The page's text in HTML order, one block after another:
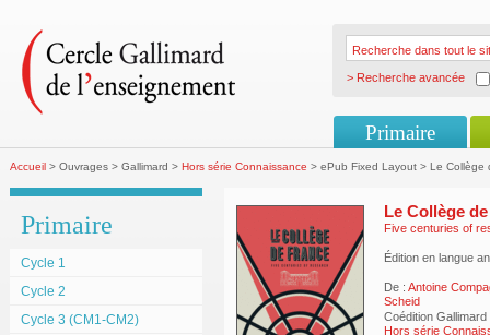
> Recherche avancée
Primaire
Accueil > Ouvrages > Gallimard > Hors série Connaissance > ePub Fixed Layout > Le Collège
Primaire
Cycle 1
Cycle 2
Cycle 3 (CM1-CM2)
Le Collège
Five centuries of
Édition en langue
De : Antoine
Scheid
Coédition
Hors série